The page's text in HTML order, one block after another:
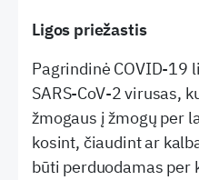
Ligos priežastis
Pagrindinė COVID-19
SARS-CoV-2 virusas,
žmogaus į žmogų per
kosint, čiaudint ar
būti perduodamas per